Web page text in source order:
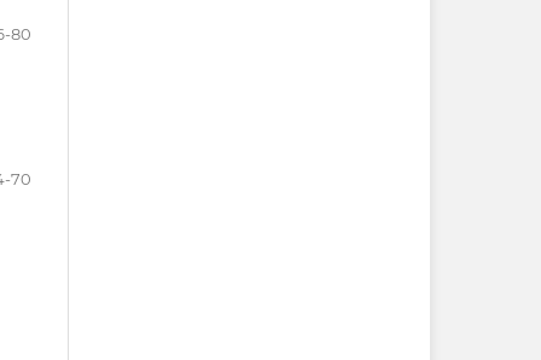
80
70